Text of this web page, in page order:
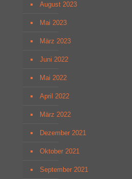
August 2023
Mai 2023
März 2023
Juni 2022
Mai 2022
April 2022
März 2022
Dezember 2021
Oktober 2021
September 2021